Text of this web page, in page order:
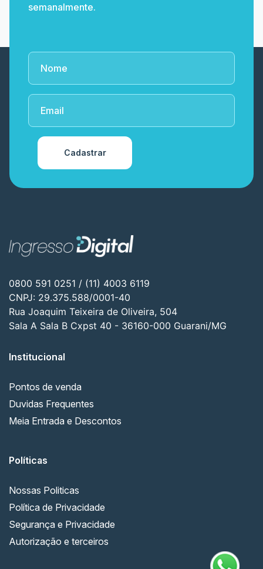
semanalmente.
Cadastrar
0800 591 0251 / (11) 4003 6119
CNPJ: 29.375.588/0001-40
Rua Joaquim Teixeira de Oliveira, 504
Sala A Sala B Cxpst 40 - 36160-000 Guarani/MG
Institucional
Pontos de venda
Duvidas Frequentes
Meia Entrada e Descontos
Políticas
Nossas Politicas
Política de Privacidade
Segurança e Privacidade
Autorização e terceiros